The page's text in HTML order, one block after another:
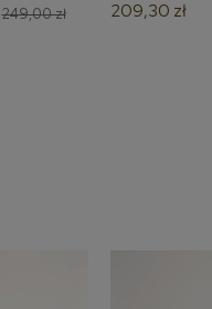
249,00 zł 209,30 zł